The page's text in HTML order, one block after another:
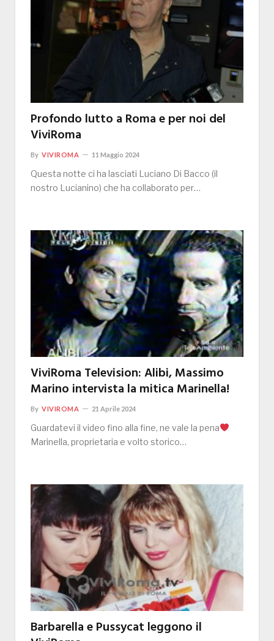
Profondo lutto a Roma e per noi del
ViviRoma
By VIVIROMA 11 Maggio 2024
Questa notte ci ha lasciati Luciano Di Bacco (il
nostro Lucianino) che ha collaborato per…
ViviRoma Television: Alibi, Massimo
Marino intervista la mitica Marinella!
By VIVIROMA 21 Aprile 2024
Guardatevi il video fino alla fine, ne vale la pena
Marinella, proprietaria e volto storico…
Barbarella e Pussycat leggono il